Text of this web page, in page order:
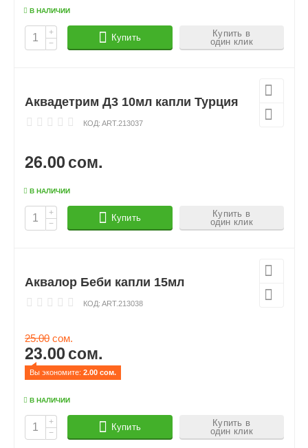
В НАЛИЧИИ
+
−
Купить
Купить в
один клик
Аквадетрим Д3 10мл капли Турция
КОД: ART.213037
26.00сом.
В НАЛИЧИИ
+
−
Купить
Купить в
один клик
Аквалор Беби капли 15мл
КОД: ART.213038
25.00 сом.
23.00сом.
Вы экономите: 2.00 сом.
В НАЛИЧИИ
+
−
Купить
Купить в
один клик